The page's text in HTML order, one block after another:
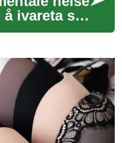
ivareta sin
travel